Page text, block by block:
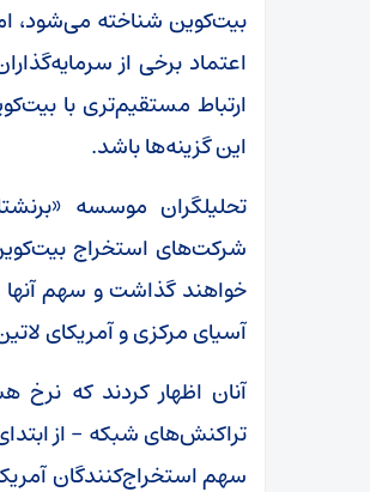
بیت‌کوین شناخته می‌شود،
اعتماد برخی از
ارتباط مستقیم‌تری با
این گزینه‌ها باشد.
شرکت‌های استخراج
خواهند گذاشت و سهم
آسیای مرکزی و آمریکای
آنان اظهار کردند که